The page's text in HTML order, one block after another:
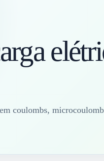
coulombs,